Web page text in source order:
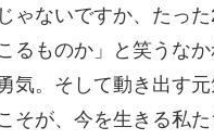
ゃないですか、たっ
るものか」と笑うなか
気。そして動き出す元
そが、今を生きる私